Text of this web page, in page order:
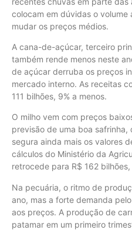
colocam em dúvidas o
mudar os preços médios.
A cana-de-açúcar, terceiro
também rende menos neste
de açúcar derruba os preços
mercado interno. As receitas
111 bilhões, 9% a menos.
O milho vem com preços
previsão de uma boa safrinha,
segura ainda mais os valores
cálculos do Ministério da
retrocede para R$ 162 bilhões,
Na pecuária, o ritmo de
ano, mas a forte demanda
aos preços. A produção de
patamar em um primeiro